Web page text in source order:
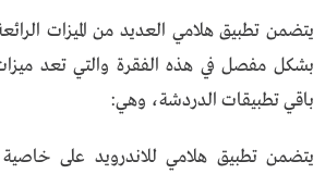
يتضمن تطبيق هلامي العديد من الميزات
بشكل مفصل في هذه الفقرة والتي تعد
باقي تطبيقات الدردشة، وهي:
يتضمن تطبيق هلامي للاندرويد على